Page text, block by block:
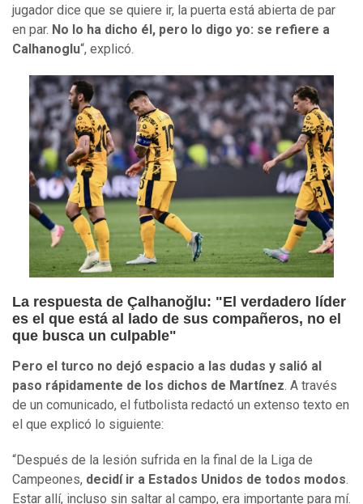
jugador dice que se quiere ir, la puerta está abierta de par
en par. No lo ha dicho él, pero lo digo yo: se refiere a
Calhanoglu“, explicó.
La respuesta de Çalhanoğlu: "El verdadero líder
es el que está al lado de sus compañeros, no el
que busca un culpable"
Pero el turco no dejó espacio a las dudas y salió al
paso rápidamente de los dichos de Martínez. A través
de un comunicado, el futbolista redactó un extenso texto en
el que explicó lo siguiente:
“Después de la lesión sufrida en la final de la Liga de
Campeones, decidí ir a Estados Unidos de todos modos.
Estar allí, incluso sin saltar al campo, era importante para mí.